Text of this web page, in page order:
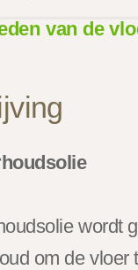
van de
wordt
om de vloer